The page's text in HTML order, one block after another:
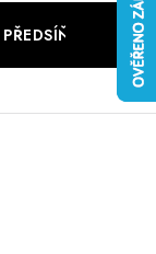
PŘEDSÍŇ